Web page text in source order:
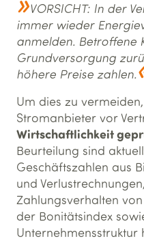
VORSICHT: In der
immer wieder
anmelden. Betroffene
Grundversorgung
höhere Preise zahlen.
Um dies zu
Stromanbieter vor
Wirtschaftlichkeit
Beurteilung sind
Geschäftszahlen aus
und
Zahlungsverhalten
der Bonitätsindex
Unternehmensstruktur